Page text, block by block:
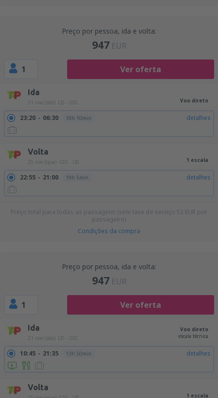
Preço por pessoa, ida e volta:
947 EUR
1 Ver oferta
Ida
21 nov (sáb) LIS - GIG Voo direto
23:20 06:30 10h 10min detalhes
Volta
25 nov (qua) GIG - LIS 1 escala
22:55 21:00 19h 5min detalhes
Preço total para todas as passagens (sem taxa de serviço 52 EUR por
passageiro)
Condições da compra
Preço por pessoa, ida e volta:
947 EUR
1 Ver oferta
Ida
21 nov (sáb) LIS - GIG
Voo direto
escala técnica
10:45 21:35 13h 50min detalhes
Volta
1 escala